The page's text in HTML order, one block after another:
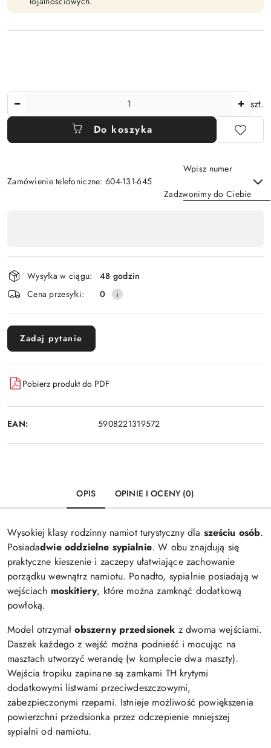
szt.
Do koszyka
Zamówienie telefoniczne: 604-131-645
Wpisz numer
Zadzwonimy do Ciebie
płatność
i
dostawa
Wysyłka w ciągu:
48 godzin
Cena przesyłki:
0
Zadaj pytanie
Pobierz produkt do PDF
EAN: 5908221319572
OPIS OPINIE I OCENY (0)
Wysokiej klasy rodzinny namiot turystyczny dla sześciu osób.
Posiadadwie oddzielne sypialnie. W obu znajdują się
praktyczne kieszenie i zaczepy ułatwiające zachowanie
porządku wewnątrz namiotu. Ponadto, sypialnie posiadają w
wejściach moskitiery, które można zamknąć dodatkową
powłoką.
Model otrzymałobszerny przedsionek z dwoma wejściami.
Daszek każdego z wejść można podnieść i mocując na
masztach utworzyć werandę (w komplecie dwa maszty).
Wejścia tropiku zapinane są zamkami TH krytymi
dodatkowymi listwami przeciwdeszczowymi,
zabezpieczonymi rzepami. Istnieje możliwość powiększenia
powierzchni przedsionka przez odczepienie mniejszej
sypialni od namiotu.